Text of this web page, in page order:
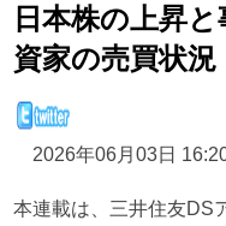
日本株の上昇
資家の売買状
2026年06月03日
本連載は、三井住友DS